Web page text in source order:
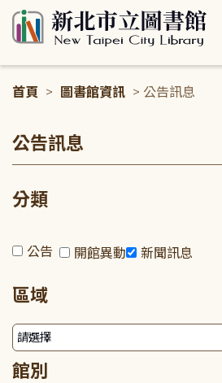
首頁 > 圖書館資訊 > 公告訊息
公告訊息
分類
公告 開館異動 新聞訊息
區域
館別